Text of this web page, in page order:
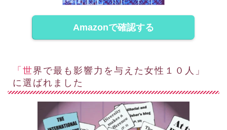
Amazonで確認する
「世界で最も影響力を与えた女性１０人」
に選ばれました